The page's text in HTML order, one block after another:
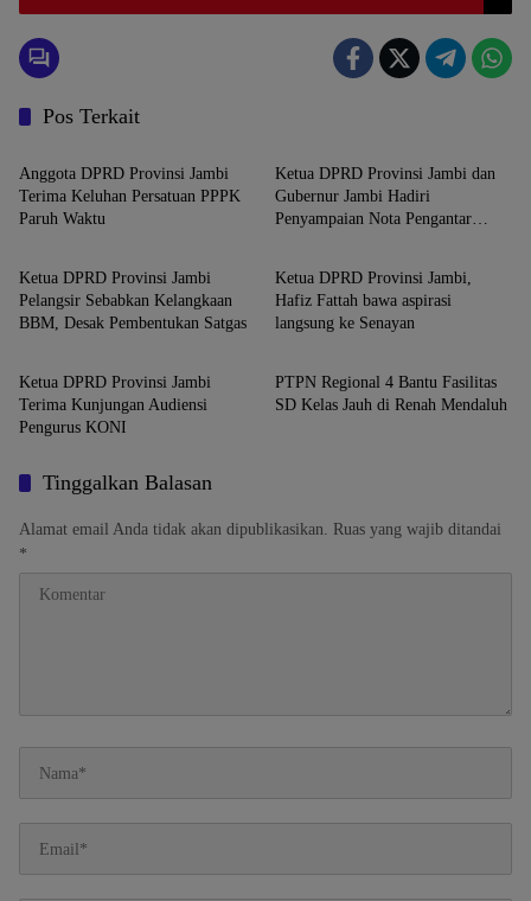
HGU 20 Persen
Pos Terkait
Jambi
Anggota DPRD Provinsi Jambi
Terima Keluhan Persatuan PPPK
Paruh Waktu
Ketua DPRD Provinsi Jambi dan
Gubernur Jambi Hadiri
Penyampaian Nota Pengantar
Jambi
Ketua DPRD Provinsi Jambi
Pelangsir Sebabkan Kelangkaan
BBM, Desak Pembentukan Satgas
Jambi
Ketua DPRD Provinsi Jambi,
Hafiz Fattah bawa aspirasi
langsung ke Senayan
Jambi
Ketua DPRD Provinsi Jambi
Terima Kunjungan Audiensi
Pengurus KONI
Jambi
PTPN Regional 4 Bantu Fasilitas
SD Kelas Jauh di Renah Mendaluh
Tinggalkan Balasan
Alamat email Anda tidak akan dipublikasikan. Ruas yang wajib ditandai
*